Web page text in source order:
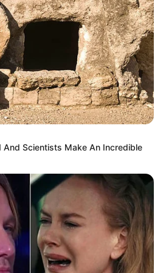
Suamiku Ingin Jadi Sultan
Dirinya
(2022)
Rasa Bersalah Suamiku
Tanggaku(2022)
Pernikahanku Seperti
Luka Hati Istri Lebih Perih
Jatuh Bangun Aku
Dari Jeratan Orang Ketiga
Menghancurkan Pernikahanku
Ternyata Adalah Ayah
And Scientists Make An Incredible